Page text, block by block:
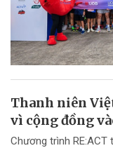
Thanh niên
vì cộng đồng
Chương trình